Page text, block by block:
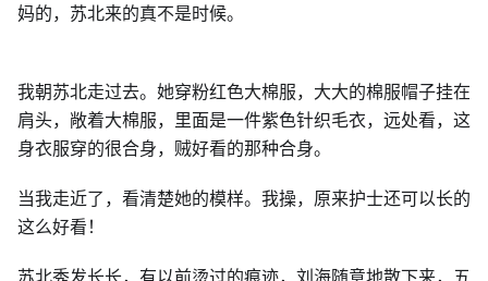
妈的，苏北来的真不是时候。
我朝苏北走过去。她穿粉红色大棉服，大大的棉服帽子挂在
肩头，敞着大棉服，里面是一件紫色针织毛衣，远处看，这
身衣服穿的很合身，贼好看的那种合身。
当我走近了，看清楚她的模样。我操，原来护士还可以长的
这么好看！